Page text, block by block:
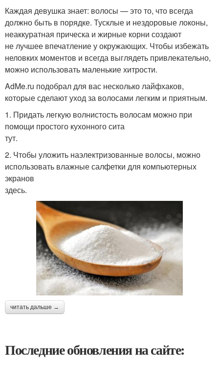
Каждая девушка знает: волосы — это то, что всегда
должно быть в порядке. Тусклые и нездоровые локоны,
неаккуратная прическа и жирные корни создают
не лучшее впечатление у окружающих. Чтобы избежать
неловких моментов и всегда выглядеть привлекательно,
можно использовать маленькие хитрости.
AdMe.ru подобрал для вас несколько лайфхаков,
которые сделают уход за волосами легким и приятным.
1. Придать легкую волнистость волосам можно при
помощи простого кухонного сита
тут.
2. Чтобы уложить наэлектризованные волосы, можно
использовать влажные салфетки для компьютерных
экранов
здесь.
читать дальше →
Последние обновления на сайте: